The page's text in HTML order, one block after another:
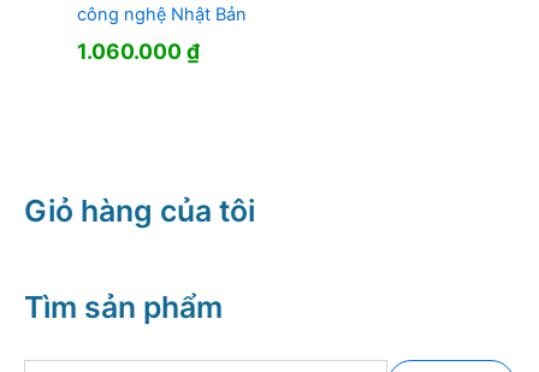
công nghệ Nhật Bản
1.060.000₫
Giỏ hàng của tôi
Tìm sản phẩm